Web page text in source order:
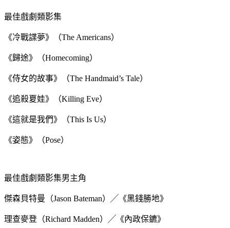
最佳戲劇類影集
《冷戰諜夢》（The Americans）
《歸途》（Homecoming）
《侍女的故事》（The Handmaid’s Tale）
《追殺夏娃》（Killing Eve）
《這就是我們》（This Is Us）
《姿態》（Pose）
最佳戲劇類影集男主角
傑森貝特曼（Jason Bateman）╱《黑錢勝地》
理查麥登（Richard Madden）╱《內政保鑣》